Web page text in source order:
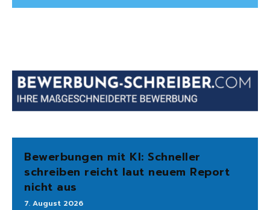
Bewerbungen mit KI: Schneller
schreiben reicht laut neuem Report
nicht aus
7. August 2026